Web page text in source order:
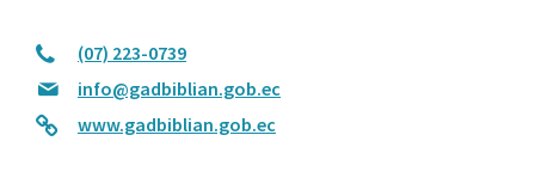
(07) 223-0739
info@gadbiblian.gob.ec
www.gadbiblian.gob.ec